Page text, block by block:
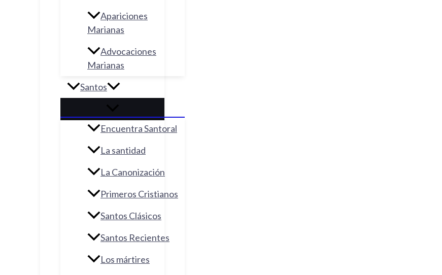
Apariciones
Marianas
Advocaciones
Marianas
Santos
Encuentra Santoral
La santidad
La Canonización
Primeros Cristianos
Santos Clásicos
Santos Recientes
Los mártires